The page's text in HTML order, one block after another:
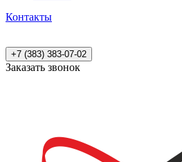
Контакты
+7 (383) 383-07-02
Заказать звонок